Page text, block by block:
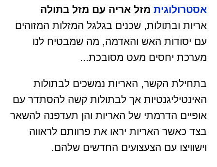
אסטרולוגיתמזל אריה עם מזל בתולה
אריות ובתולות, שכנים בגלגל המזלות המזוהים
עם יסודות האש והאדמה, מה שמבטיח לנו
מערכת יחסים מעט מסובכת...
בתחילת הקשר, האריות נמשכים לבתולות
האינטיליגנטיות אך לבתולות קשה להסתדר עם
אופיים הדרמתי של האריות והן תעדפנה להשאר
בצד כאשר האריות יראו את פרוותם לראווה
וישוויצו עם הצעצועים החדשים שלהם.